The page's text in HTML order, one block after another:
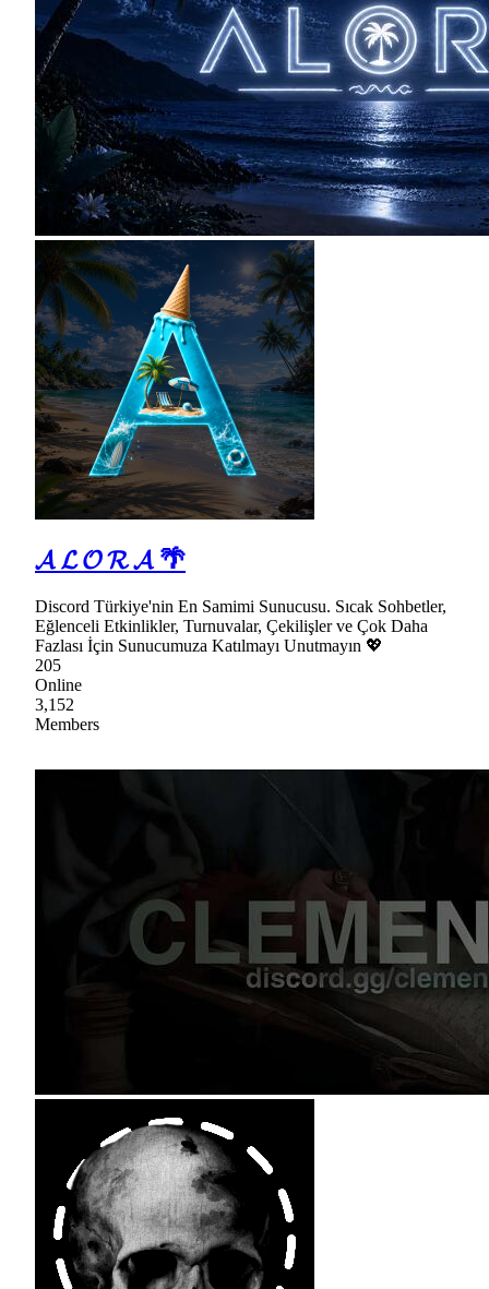
𝓐 𝓛 𝓞 𝓡 𝓐 🌴
Discord Türkiye'nin En Samimi Sunucusu. Sıcak Sohbetler,
Eğlenceli Etkinlikler, Turnuvalar, Çekilişler ve Çok Daha
Fazlası İçin Sunucumuza Katılmayı Unutmayın 💖
205
Online
3,152
Members